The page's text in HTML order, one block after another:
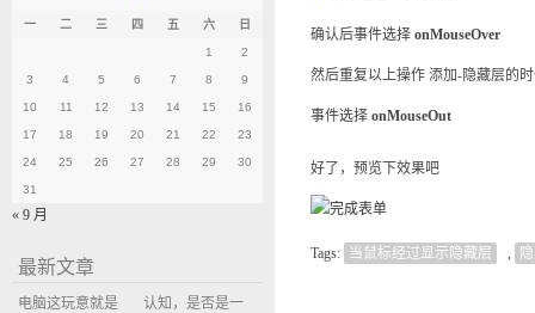
确认后事件选择 onMouseOver
然后重复以上操作 添加-隐藏层的
事件选择 onMouseOut
好了，预览下效果吧
Tags: 当鼠标经过显示隐藏层 ,
一 二 三 四 五 六 日
1 2
3 4 5 6 7 8 9
10 11 12 13 14 15 16
17 18 19 20 21 22 23
24 25 26 27 28 29 30
31
« 9 月
最新文章
电脑这玩意就是
认知，是否是一